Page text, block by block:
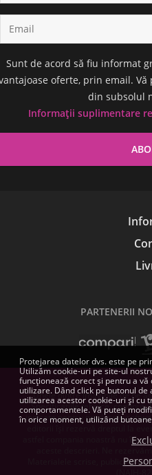
Sunt de acord să fiu informat
oferte, prin email.
din subsolul
Informații suplimentare
PARTENERII
Unele dintre imaginile de pe
Specificațiile tehnice,
indicate pentru produsele
editorii își rezervă dreptul la
astfel compania noastră nu își
Materialele scrise, publicate
Protejarea datelor dvs. este pe
Utilizăm cookie-uri pe site-ul
funcționează corect și pentru a
utilizare. Dând click pe butonul
utilizarea acestor cookie-uri și cu
comportamentele. Vă puteți
în orice moment, utilizând